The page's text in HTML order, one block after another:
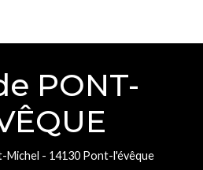
PONT-
Michel - 14130 Pont-l'évêque